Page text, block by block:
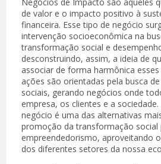
de valor e o impacto positivo à
financeira. Esse tipo de negócio
intervenção socioeconômica na
transformação social e
desconstruindo, assim, a ideia de
associar de forma harmônica
ações são orientadas pela busca
sociais, gerando negócios onde
empresa, os clientes e a
negócio é uma das alternativas
promoção da transformação social
empreendedorismo, aproveitando
dos diferentes setores da nossa